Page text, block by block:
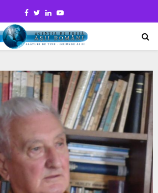
Facebook
TwitterLinkedinYoutube